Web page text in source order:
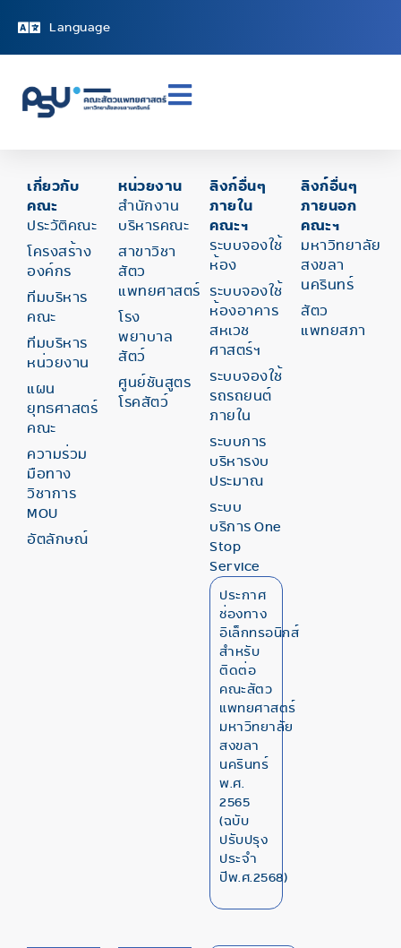
Language
เกี่ยวกับ
คณะ
ประวัติคณะ
โครงสร้าง
องค์กร
ทีมบริหาร
คณะ
ทีมบริหาร
หน่วยงาน
แผน
ยุทธศาสตร์
คณะ
ความร่วม
มือทาง
วิชาการ
MOU
อัตลักษณ์
หน่วยงาน
สำนักงาน
บริหารคณะ
สาขาวิชา
สัตว
แพทยศาสตร์
โรง
พยาบาล
สัตว์
ศูนย์ชันสูตร
โรคสัตว์
ลิงก์อื่นๆ
ภายใน
คณะฯ
ระบบจองใช้
ห้อง
ระบบจองใช้
ห้องอาคาร
สหเวช
ศาสตร์ฯ
ระบบจองใช้
รถรถยนต์
ภายใน
ระบบการ
บริหารงบ
ประมาณ
ระบบ
บริการ One
Stop
Service
ประกาศ
ช่องทาง
อิเล็กทรอนิกส์
สำหรับ
ติดต่อ
คณะสัตว
แพทยศาสตร์
มหาวิทยาลัย
สงขลา
นครินทร์
พ.ศ.
2565
(ฉบับ
ปรับปรุง
ประจำ
ปีพ.ศ.2568)
ลิงก์อื่นๆ
ภายนอก
คณะฯ
มหาวิทยาลัย
สงขลา
นครินทร์
สัตว
แพทยสภา